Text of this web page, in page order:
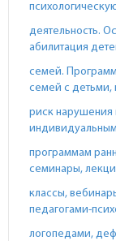
деятельность.
абилитация
семей.
семей с
риск нарушения
индивидуальным
программам
семинары,
классы,
педагогами-
логопедами,